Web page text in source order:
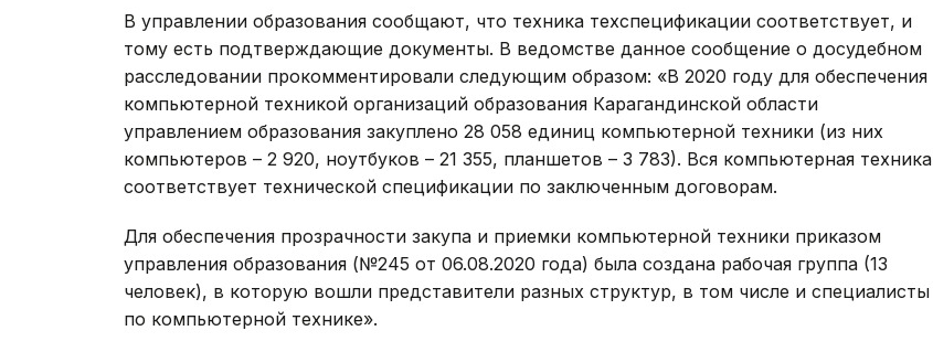
В управлении образования сообщают, что техника техспецификации соответствует, и
тому есть подтверждающие документы. В ведомстве данное сообщение о досудебном
расследовании прокомментировали следующим образом: «В 2020 году для обеспечения
компьютерной техникой организаций образования Карагандинской области
управлением образования закуплено 28 058 единиц компьютерной техники (из них
компьютеров – 2 920, ноутбуков – 21 355, планшетов – 3 783). Вся компьютерная техника
соответствует технической спецификации по заключенным договорам.
Для обеспечения прозрачности закупа и приемки компьютерной техники приказом
управления образования (№245 от 06.08.2020 года) была создана рабочая группа (13
человек), в которую вошли представители разных структур, в том числе и специалисты
по компьютерной технике».